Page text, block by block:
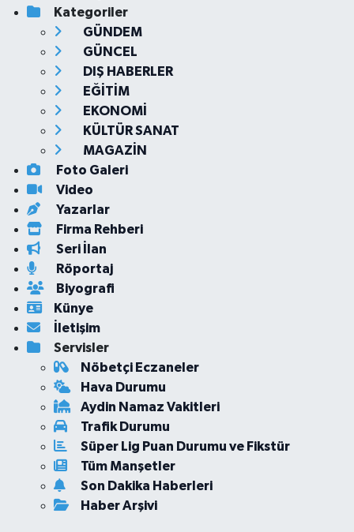
Kategoriler
GÜNDEM
GÜNCEL
DIŞ HABERLER
EĞİTİM
EKONOMİ
KÜLTÜR SANAT
MAGAZİN
Foto Galeri
Video
Yazarlar
Firma Rehberi
Seri İlan
Röportaj
Biyografi
Künye
İletişim
Servisler
Nöbetçi Eczaneler
Hava Durumu
Aydin Namaz Vakitleri
Trafik Durumu
Süper Lig Puan Durumu ve Fikstür
Tüm Manşetler
Son Dakika Haberleri
Haber Arşivi